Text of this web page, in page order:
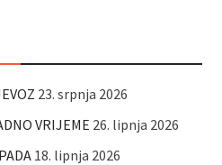
23. srpnja 2026
VRIJEME 26. lipnja 2026
18. lipnja 2026